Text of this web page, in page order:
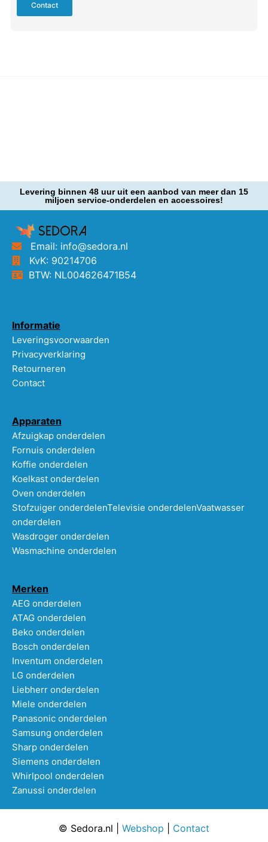
Contact
Levering binnen 48 uur uit een aanbod van meer dan 15
miljoen service-onderdelen en accessoires!
Email: info@sedora.nl
KvK: 90214706
BTW: NL004626471B54
Informatie
Leveringsvoorwaarden
Privacyverklaring
Retourneren
Contact
Apparaten
Afzuigkap onderdelen
Fornuis onderdelen
Koffie onderdelen
Koelkast onderdelen
Oven onderdelen
Stofzuiger onderdelenTelevisie onderdelenVaatwasser
onderdelen
Wasdroger onderdelen
Wasmachine onderdelen
Merken
AEG onderdelen
ATAG onderdelen
Beko onderdelen
Bosch onderdelen
Inventum onderdelen
LG onderdelen
Liebherr onderdelen
Miele onderdelen
Panasonic onderdelen
Samsung onderdelen
Sharp onderdelen
Siemens onderdelen
Whirlpool onderdelen
Zanussi onderdelen
© Sedora.nl | Webshop Contact